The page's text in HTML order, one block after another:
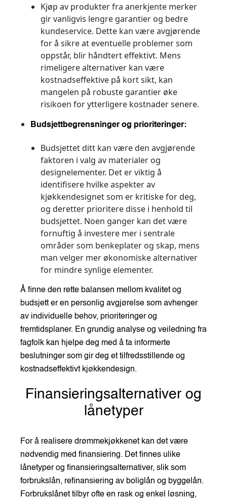
Kjøp av produkter fra anerkjente merker
gir vanligvis lengre garantier og bedre
kundeservice. Dette kan være avgjørende
for å sikre at eventuelle problemer som
oppstår, blir håndtert effektivt. Mens
rimeligere alternativer kan være
kostnadseffektive på kort sikt, kan
mangelen på robuste garantier øke
risikoen for ytterligere kostnader senere.
Budsjettbegrensninger og prioriteringer:
Budsjettet ditt kan være den avgjørende
faktoren i valg av materialer og
designelementer. Det er viktig å
identifisere hvilke aspekter av
kjøkkendesignet som er kritiske for deg,
og deretter prioritere disse i henhold til
budsjettet. Noen ganger kan det være
fornuftig å investere mer i sentrale
områder som benkeplater og skap, mens
man velger mer økonomiske alternativer
for mindre synlige elementer.
Å finne den rette balansen mellom kvalitet og
budsjett er en personlig avgjørelse som avhenger
av individuelle behov, prioriteringer og
fremtidsplaner. En grundig analyse og veiledning fra
fagfolk kan hjelpe deg med å ta informerte
beslutninger som gir deg et tilfredsstillende og
kostnadseffektivt kjøkkendesign.
Finansieringsalternativer og
lånetyper
For å realisere drømmekjøkkenet kan det være
nødvendig med finansiering. Det finnes ulike
lånetyper og finansieringsalternativer, slik som
forbrukslån, refinansiering av boliglån og byggelån.
Forbrukslånet tilbyr ofte en rask og enkel løsning,